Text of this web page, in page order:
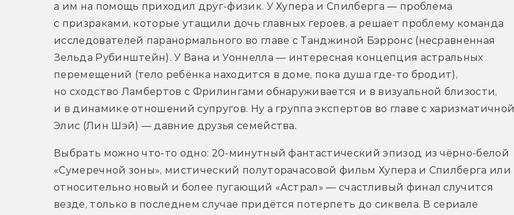
а им на помощь приходил друг-физик. У Хупера и Спилберга — проблема
с призраками, которые утащили дочь главных героев, а решает проблему команда
исследователей паранормального во главе с Танджиной Бэрронс (несравненная
Зельда Рубинштейн). У Вана и Уоннелла — интересная концепция астральных
перемещений (тело ребёнка находится в доме, пока душа где-то бродит),
но сходство Ламбертов с Фрилингами обнаруживается и в визуальной близости,
и в динамике отношений супругов. Ну а группа экспертов во главе с харизматичной
Элис (Лин Шэй) — давние друзья семейства.
Выбрать можно что-то одно: 20-минутный фантастический эпизод из чёрно-белой
«Сумеречной зоны», мистический полуторачасовой фильм Хупера и Спилберга или
относительно новый и более пугающий «Астрал» — счастливый финал случится
везде, только в последнем случае придётся потерпеть до сиквела. В сериале